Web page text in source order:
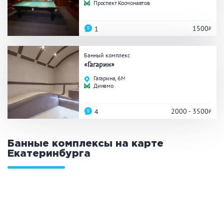
Вместимость
до 10 человек
от 20 человек
Массаж
Веники
Проспект Космонавтов
1500
1
Банный комплекс
«Гагарин»
Гагарина, 6М
Динамо
2000 - 3500
4
Банные комплексы на карте
Екатеринбурга